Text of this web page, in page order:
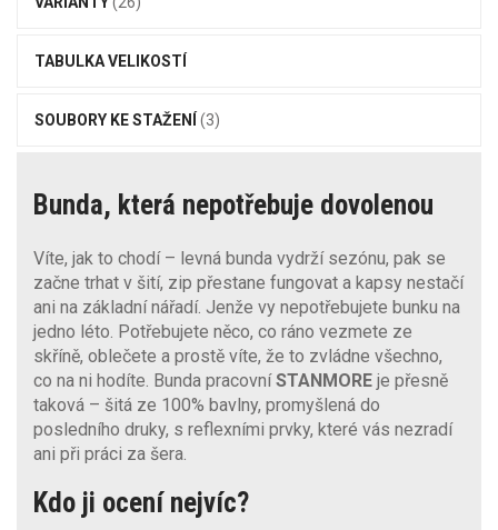
TABULKA VELIKOSTÍ
SOUBORY KE STAŽENÍ (3)
Bunda, která nepotřebuje dovolenou
Víte, jak to chodí – levná bunda vydrží sezónu, pak se
začne trhat v šití, zip přestane fungovat a kapsy nestačí
ani na základní nářadí. Jenže vy nepotřebujete bunku na
jedno léto. Potřebujete něco, co ráno vezmete ze
skříně, oblečete a prostě víte, že to zvládne všechno,
co na ni hodíte. Bunda pracovníSTANMORE je přesně
taková – šitá ze 100% bavlny, promyšlená do
posledního druky, s reflexními prvky, které vás nezradí
ani při práci za šera.
Kdo ji ocení nejvíc?